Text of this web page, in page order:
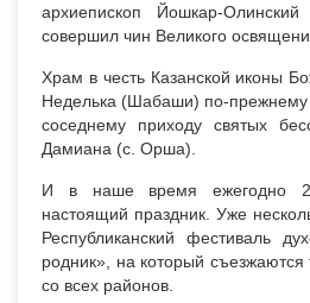
архиепископ Йошкар-
совершил чин Великого
Храм в честь Казанской иконы
Неделька (Шабаши) по-прежнему
соседнему приходу святых
Дамиана (с. Орша).
И в наше время ежегодно
настоящий праздник. Уже
Республиканский фестиваль
родник», на который съезжаются
со всех районов.